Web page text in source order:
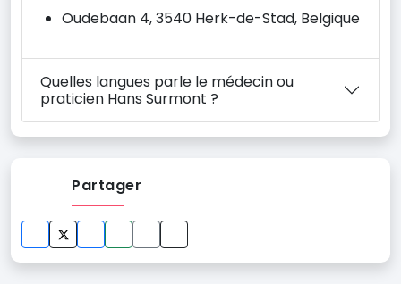
Oudebaan 4, 3540 Herk-de-Stad, Belgique
Quelles langues parle le médecin ou
praticien Hans Surmont ?
Partager